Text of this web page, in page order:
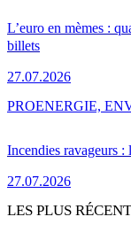
L’euro en mèmes :
billets
27.07.2026
Incendies ravageurs :
27.07.2026
PROENERGIE,
LES PLUS